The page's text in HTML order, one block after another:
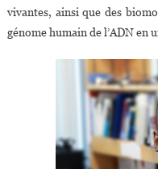
vivantes, ainsi que des
génome humain de l’ADN en